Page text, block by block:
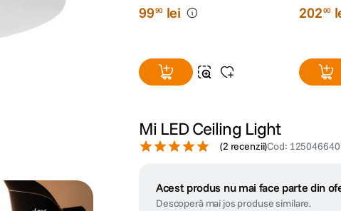
9990 lei 20200
Mi LED Ceiling Light
(2 recenzii)Cod: 125046640
Acest produs nu mai face parte din
Descoperă mai jos produse similare.